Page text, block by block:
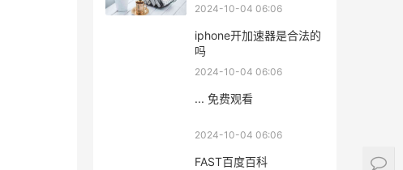
2024-10-04 06:06
iphone开加速器是合法的
吗
2024-10-04 06:06
... 免费观看
2024-10-04 06:06
FAST百度百科